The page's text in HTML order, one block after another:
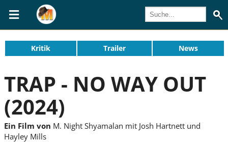
Kritik Trailer News
TRAP - NO WAY OUT
(2024)
Ein Film von M. Night Shyamalan mit Josh Hartnett und
Hayley Mills